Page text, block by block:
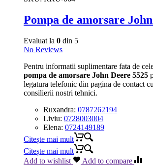
Pompa de amorsare
Evaluat la 0 din 5
No Reviews
Pentru informatii suplimentare fata de
pompa de amorsare John Deere 5525
legatura telefonic din pagina de contact
consilierii nostri tehnici.
Ruxandra: 0787262194
Liviu: 0728003004
Elena: 0724149189
Citește mai mult
Citește mai mult
Add to wishlist
Add to compare